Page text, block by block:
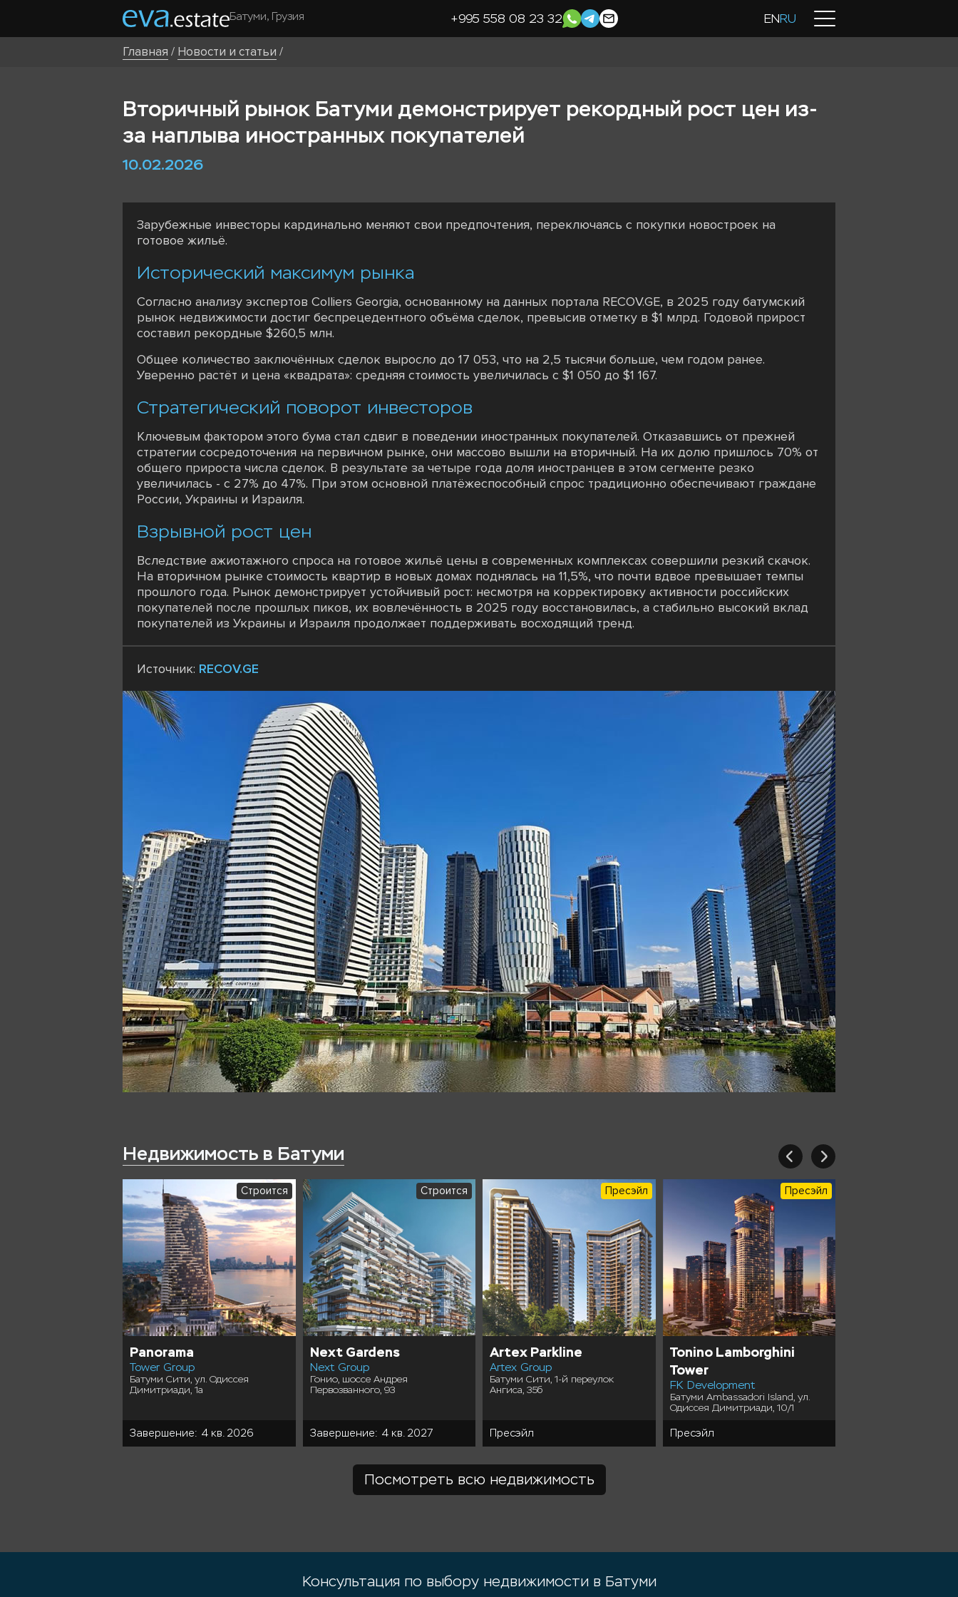
Батуми, Грузия +995 558 08 23 32 ENRU
Главная / Новости и статьи /
Вторичный рынок Батуми демонстрирует рекордный рост цен из-
за наплыва иностранных покупателей
10.02.2026
Зарубежные инвесторы кардинально меняют свои предпочтения, переключаясь с покупки новостроек на
готовое жильё.
Исторический максимум рынка
Согласно анализу экспертов Colliers Georgia, основанному на данных портала RECOV.GE, в 2025 году батумский
рынок недвижимости достиг беспрецедентного объёма сделок, превысив отметку в $1 млрд. Годовой прирост
составил рекордные $260,5 млн.
Общее количество заключённых сделок выросло до 17 053, что на 2,5 тысячи больше, чем годом ранее.
Уверенно растёт и цена «квадрата»: средняя стоимость увеличилась с $1 050 до $1 167.
Стратегический поворот инвесторов
Ключевым фактором этого бума стал сдвиг в поведении иностранных покупателей. Отказавшись от прежней
стратегии сосредоточения на первичном рынке, они массово вышли на вторичный. На их долю пришлось 70% от
общего прироста числа сделок. В результате за четыре года доля иностранцев в этом сегменте резко
увеличилась - с 27% до 47%. При этом основной платёжеспособный спрос традиционно обеспечивают граждане
России, Украины и Израиля.
Взрывной рост цен
Вследствие ажиотажного спроса на готовое жильё цены в современных комплексах совершили резкий скачок.
На вторичном рынке стоимость квартир в новых домах поднялась на 11,5%, что почти вдвое превышает темпы
прошлого года. Рынок демонстрирует устойчивый рост: несмотря на корректировку активности российских
покупателей после прошлых пиков, их вовлечённость в 2025 году восстановилась, а стабильно высокий вклад
покупателей из Украины и Израиля продолжает поддерживать восходящий тренд.
Источник: RECOV.GE
Недвижимость в Батуми
Строится
Panorama
Tower Group
Батуми Сити, ул. Одиссея
Димитриади, 1а
Завершение: 4 кв. 2026
Строится
Next Gardens
Next Group
Гонио, шоссе Андрея
Первозванного, 93
Завершение: 4 кв. 2027
Пресэйл
Artex Parkline
Artex Group
Батуми Сити, 1-й переулок
Ангиса, 35б
Пресэйл
Пресэйл
Tonino Lamborghini
Tower
FK Development
Батуми Ambassadori Island, ул.
Одиссея Димитриади, 10/1
Пресэйл
Посмотреть всю недвижимость
Консультация по выбору недвижимости в Батуми